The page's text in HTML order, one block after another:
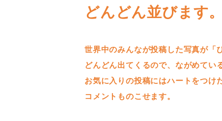
どんどん並びます。
世界中のみんなが投稿した写真が「
どんどん出てくるので、ながめてい
お気に入りの投稿にはハートをつけ
コメントものこせます。